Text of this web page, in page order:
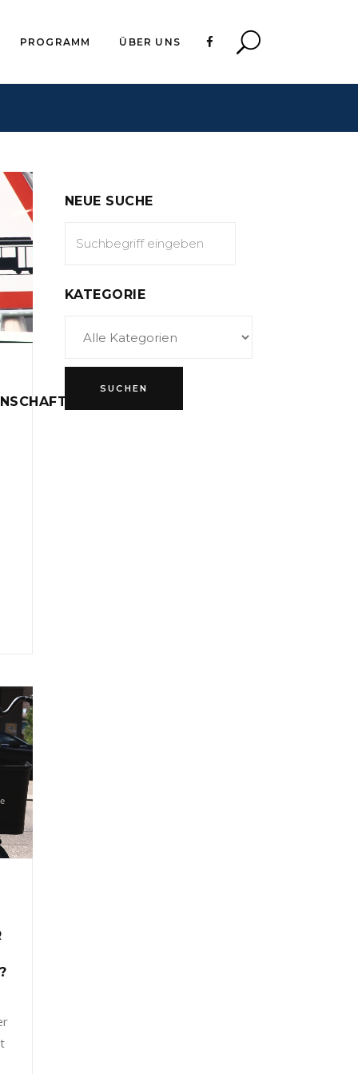
PROGRAMM ÜBER UNS
NEUE SUCHE
KATEGORIE